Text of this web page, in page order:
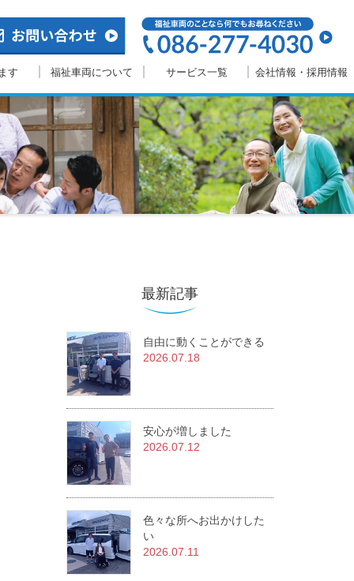
す 福祉車両について サービス一覧 会社情報・採用情報
最新記事
自由に動くことができる
2026.07.18
安心が増しました
2026.07.12
色々な所へお出かけした
い
2026.07.11